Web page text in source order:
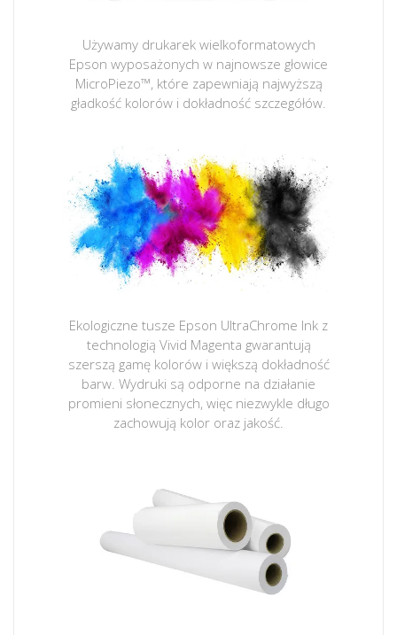
Używamy drukarek wielkoformatowych
Epson wyposażonych w najnowsze głowice
MicroPiezo™, które zapewniają najwyższą
gładkość kolorów i dokładność szczegółów.
Ekologiczne tusze Epson UltraChrome Ink z
technologią Vivid Magenta gwarantują
szerszą gamę kolorów i większą dokładność
barw. Wydruki są odporne na działanie
promieni słonecznych, więc niezwykle długo
zachowują kolor oraz jakość.